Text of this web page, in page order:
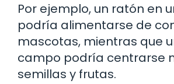
Por ejemplo, un ratón en
podría alimentarse de
mascotas, mientras que
campo podría centrarse
semillas y frutas.